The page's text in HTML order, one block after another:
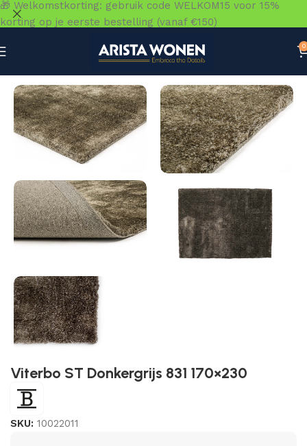
0
Viterbo ST Donkergrijs 831 170×230
SKU: 10022011
🎁 Welkomstkorting: gebruik code WELKOM15 voor 15%
korting op je eerste bestelling (vanaf €150)